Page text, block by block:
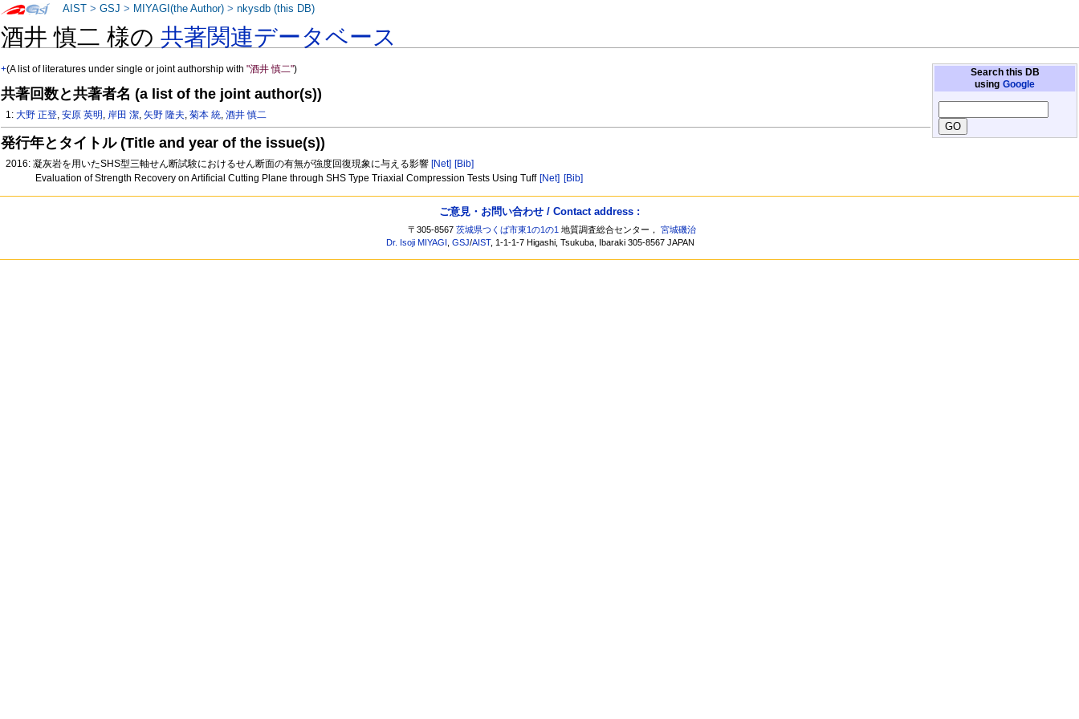
酒井 慎二 様の共著関連データベース
Search this DB
using Google
+(A list of literatures under single or joint authorship with"酒井 慎二")
共著回数と共著者名 (a list of the joint author(s))
1:大野 正登,安原 英明 , 岸田 潔,矢野 隆夫,菊本 統,酒井 慎二
発行年とタイトル (Title and year of the issue(s))
2016: 凝灰岩を用いたSHS型三軸せん断試験におけるせん断面の有無が強度回復現象に与える影響 [Net] [Bib]
Evaluation of Strength Recovery on Artificial Cutting Plane through SHS Type Triaxial Compression Tests Using Tuff [Net] [Bib]
AIST >GSJ > MIYAGI(the Author) >nkysdb (this DB)
ご意見・お問い合わせ / Contact address :
〒305-8567茨城県つくば市東1の1の1 地質調査総合センター，宮城磯治
Dr. Isoji MIYAGI ,GSJ/AIST, 1-1-1-7 Higashi, Tsukuba, Ibaraki 305-8567 JAPAN